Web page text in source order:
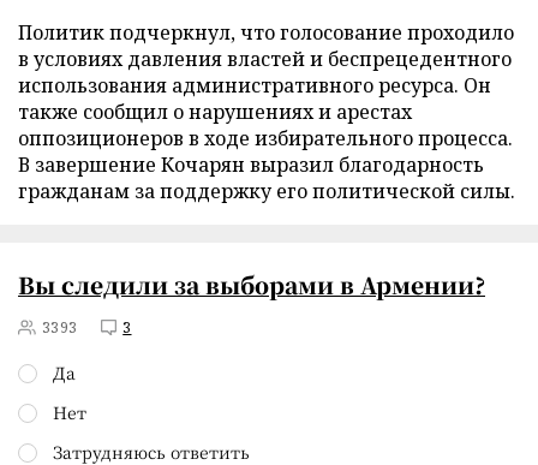
Политик подчеркнул, что голосование проходило
в условиях давления властей и беспрецедентного
использования административного ресурса. Он
также сообщил о нарушениях и арестах
оппозиционеров в ходе избирательного процесса.
В завершение Кочарян выразил благодарность
гражданам за поддержку его политической силы.
Вы следили за выборами в Армении?
3393 3
Да
Нет
Затрудняюсь ответить